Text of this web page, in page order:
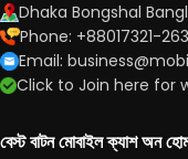
Dhaka Bongshal
Phone: +88017321-
Email:
Click to Join here for
বেস্ট বাটন মোবাইল ক্যাশ অন